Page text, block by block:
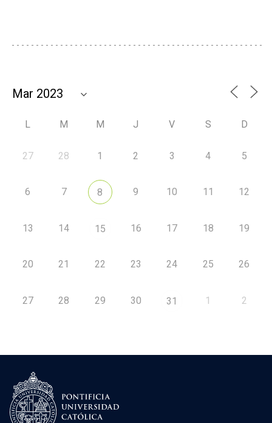
L M M J V S D
27 28 1 2 3 4 5
6 7 8 9 10 11 12
13 14 15 16 17 18 19
20 21 22 23 24 25 26
27 28 29 30 31 1 2